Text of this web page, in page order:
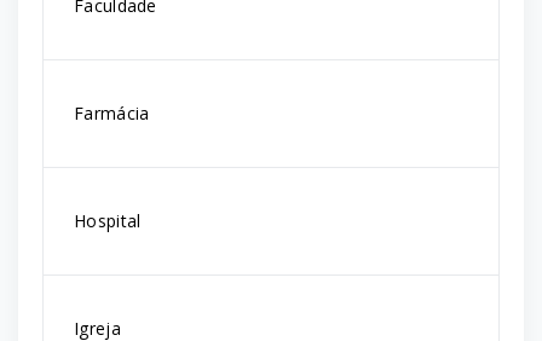
Faculdade
Farmácia
Hospital
Igreja